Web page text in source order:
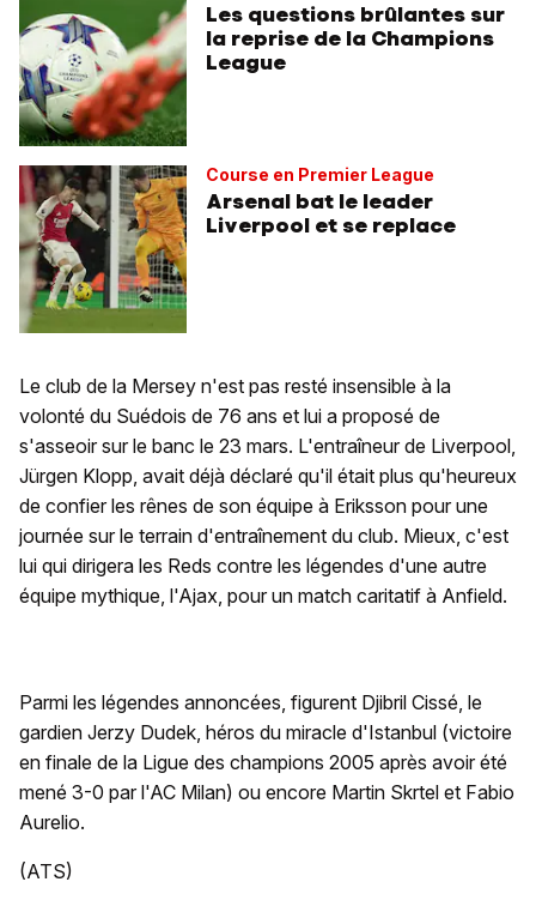
Les questions brûlantes sur
la reprise de la Champions
League
Course en Premier League
Arsenal bat le leader
Liverpool et se replace
Le club de la Mersey n'est pas resté insensible à la
volonté du Suédois de 76 ans et lui a proposé de
s'asseoir sur le banc le 23 mars. L'entraîneur de Liverpool,
Jürgen Klopp, avait déjà déclaré qu'il était plus qu'heureux
de confier les rênes de son équipe à Eriksson pour une
journée sur le terrain d'entraînement du club. Mieux, c'est
lui qui dirigera les Reds contre les légendes d'une autre
équipe mythique, l'Ajax, pour un match caritatif à Anfield.
Parmi les légendes annoncées, figurent Djibril Cissé, le
gardien Jerzy Dudek, héros du miracle d'Istanbul (victoire
en finale de la Ligue des champions 2005 après avoir été
mené 3-0 par l'AC Milan) ou encore Martin Skrtel et Fabio
Aurelio.
(ATS)